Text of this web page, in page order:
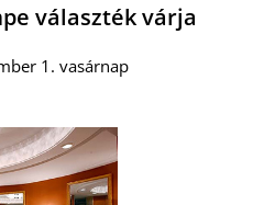
választék várja
1. vasárnap